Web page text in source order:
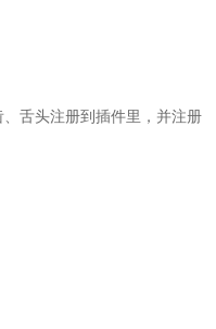
舌头注册到插件里，并注册